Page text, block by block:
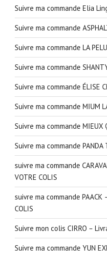
Suivre ma commande Elia
Suivre ma commande
Suivre ma commande LA
Suivre ma commande
Suivre ma commande ÉLISE
Suivre ma commande MIUM
Suivre ma commande MIEUX
Suivre ma commande PANDA
suivre ma commande
VOTRE COLIS
suivre ma commande PAACK
COLIS
Suivre mon colis CIRRO –
Suivre ma commande YUN